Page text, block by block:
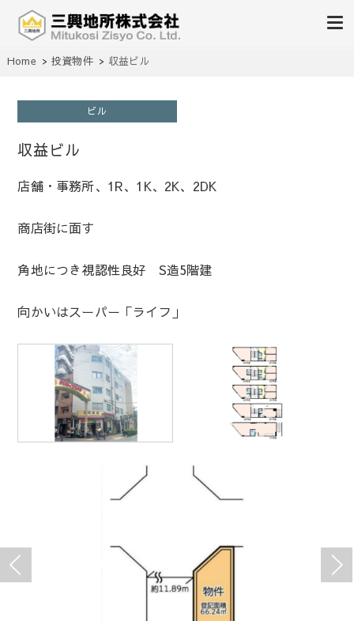
三興地所株式会社
不動産の売買、賃貸、仲介、管理
Home 投資物件 収益ビル
ビル
収益ビル
店舗・事務所、1R、1K、2K、2DK
商店街に面す
角地につき視認性良好 S造5階建
向かいはスーパー「ライフ」